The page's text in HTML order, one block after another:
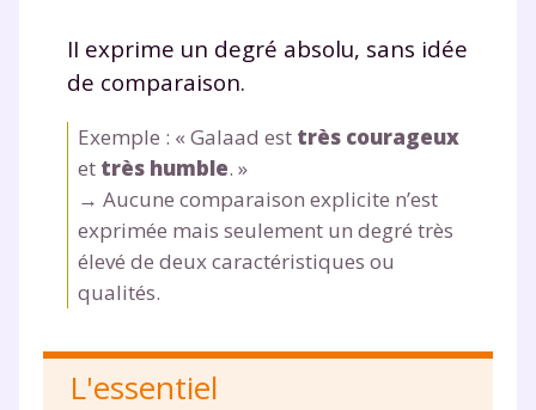
II exprime un degré absolu, sans idée
de comparaison.
Exemple : « Galaad est très courageux
et très humble. »
→ Aucune comparaison explicite n’est
exprimée mais seulement un degré très
élevé de deux caractéristiques ou
qualités.
L'essentiel
et de réussir votre
année scolaire ?
Testez gratuitement
pendant 24h notre
plateforme de soutien
scolaire !